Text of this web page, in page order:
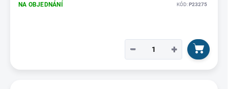
NA OBJEDNÁNÍ KÓD:P23275
+
−